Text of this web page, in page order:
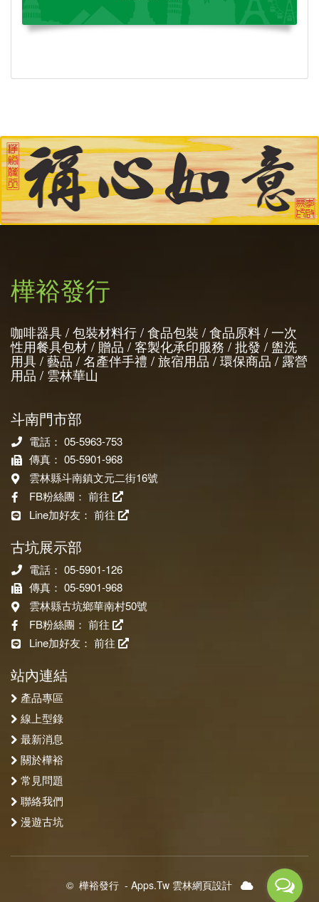
樺裕發行
咖啡器具 / 包裝材料行 / 食品包裝 / 食品原料 / 一次
性用餐具包材 / 贈品 / 客製化承印服務 / 批發 / 盥洗
用具 / 藝品 / 名產伴手禮 / 旅宿用品 / 環保商品 / 露營
用品 / 雲林華山
斗南門市部
電話： 05-5963-753
傳真： 05-5901-968
雲林縣斗南鎮文元二街16號
FB粉絲團： 前往
Line加好友： 前往
古坑展示部
電話： 05-5901-126
傳真： 05-5901-968
雲林縣古坑鄉華南村50號
FB粉絲團： 前往
Line加好友： 前往
站內連結
產品專區
線上型錄
最新消息
關於樺裕
常見問題
聯絡我們
漫遊古坑
© 樺裕發行- Apps.Tw 雲林網頁設計